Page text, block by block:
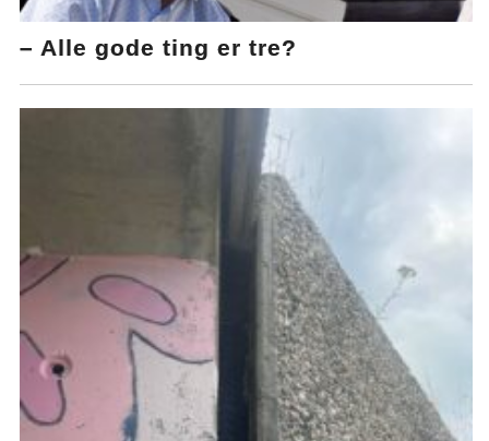
– Alle gode ting er tre?